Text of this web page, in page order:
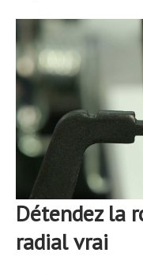
Détendez la
radial vrai